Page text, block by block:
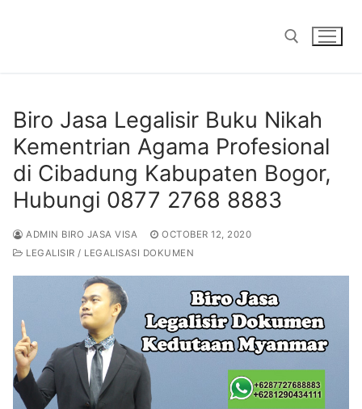
Biro Jasa Legalisir Buku Nikah
Kementrian Agama Profesional
di Cibadung Kabupaten Bogor,
Hubungi 0877 2768 8883
ADMIN BIRO JASA VISA
OCTOBER 12, 2020
LEGALISIR / LEGALISASI DOKUMEN